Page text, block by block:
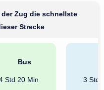
Zug die schnellste
Strecke
Bus
Std 20 Min 3 Std